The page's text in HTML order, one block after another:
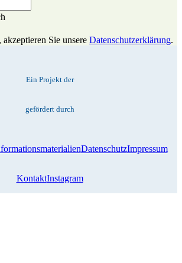
Sie unsere Datenschutzerklärung.
Ein Projekt der
gefördert durch
DatenschutzImpressum
KontaktInstagram